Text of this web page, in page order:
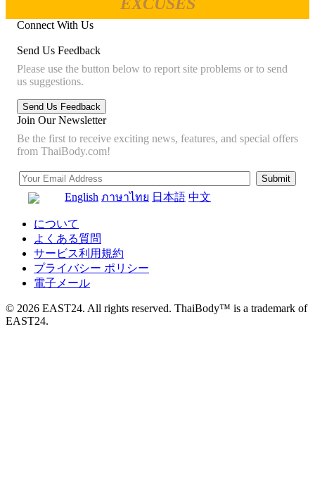
Connect With Us
Send Us Feedback
Please use the button below to report site problems or to send
us suggestions.
Join Our Newsletter
Be the first to receive exciting news, features, and special offers
from ThaiBody.com!
English ภาษาไทย 日本語 中文
について
よくある質問
サービス利用規約
プライバシー ポリシー
電子メール
© 2026 EAST24. All rights reserved. ThaiBody™ is a trademark of
EAST24.